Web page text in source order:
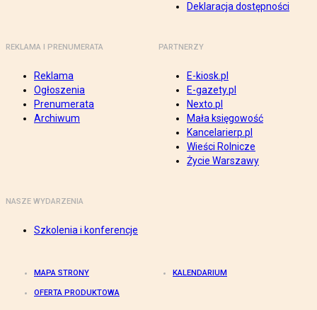
Deklaracja dostępności
REKLAMA I PRENUMERATA
Reklama
Ogłoszenia
Prenumerata
Archiwum
PARTNERZY
E-kiosk.pl
E-gazety.pl
Nexto.pl
Mała księgowość
Kancelarierp.pl
Wieści Rolnicze
Życie Warszawy
NASZE WYDARZENIA
Szkolenia i konferencje
MAPA STRONY KALENDARIUM
OFERTA PRODUKTOWA